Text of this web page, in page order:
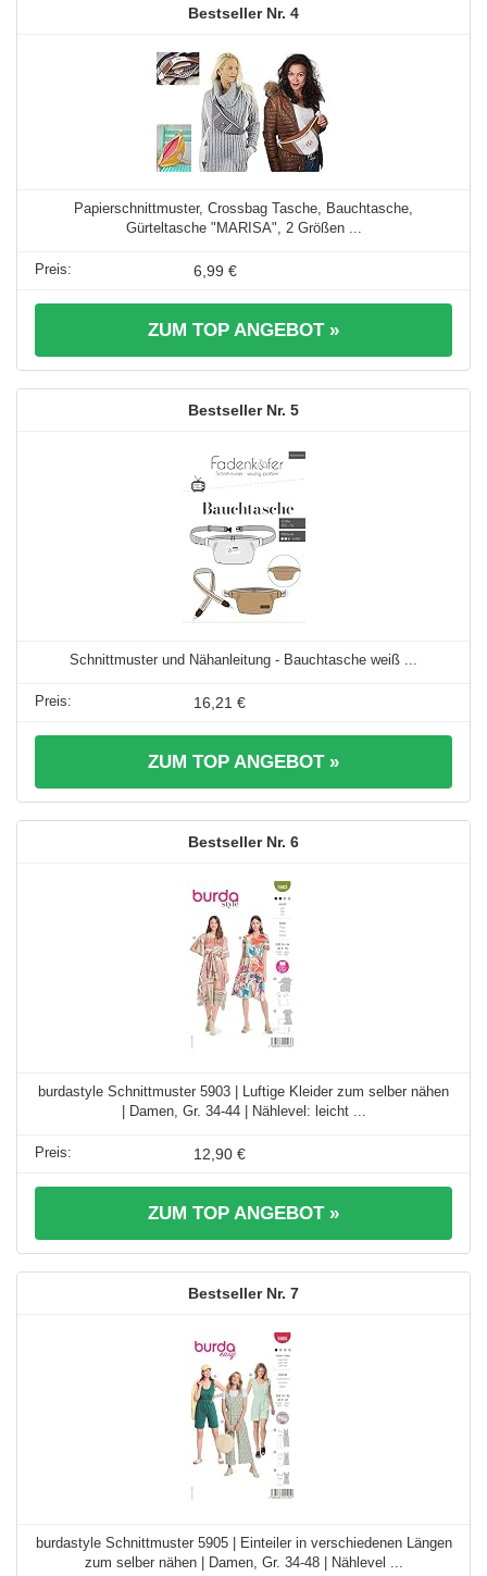
4
Papierschnittmuster, Crossbag Tasche, Bauchtasche,
Gürteltasche "MARISA", 2 Größen ...
6,99 €
ZUM TOP ANGEBOT »
5
Schnittmuster und Nähanleitung - Bauchtasche weiß ...
16,21 €
ZUM TOP ANGEBOT »
6
burdastyle Schnittmuster 5903 | Luftige Kleider zum selber nähen
| Damen, Gr. 34-44 | Nählevel: leicht ...
12,90 €
ZUM TOP ANGEBOT »
7
burdastyle Schnittmuster 5905 | Einteiler in verschiedenen Längen
zum selber nähen | Damen, Gr. 34-48 | Nählevel ...